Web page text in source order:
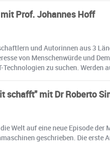
Prof. Johannes Hoff
und Autorinnen aus 3
von Menschenwürde und
Technologien zu suchen.
schafft" mit Dr Roberto
Welt auf eine neue Episode
geschrieben. Die